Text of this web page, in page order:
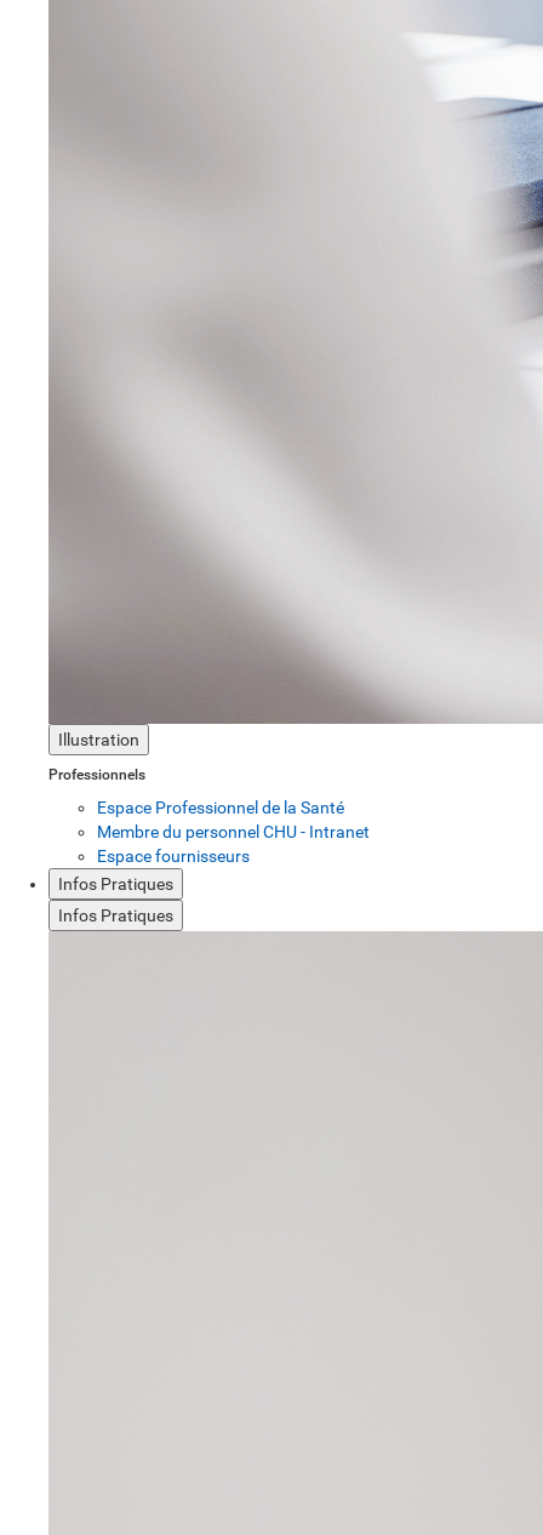
Illustration
Professionnels
Espace Professionnel de la Santé
Membre du personnel CHU - Intranet
Espace fournisseurs
Infos Pratiques
Infos Pratiques